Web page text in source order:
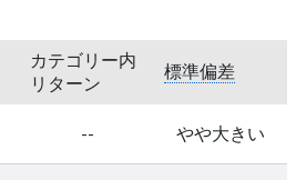
カテゴリー内
リターン
標準偏差
-- やや大きい